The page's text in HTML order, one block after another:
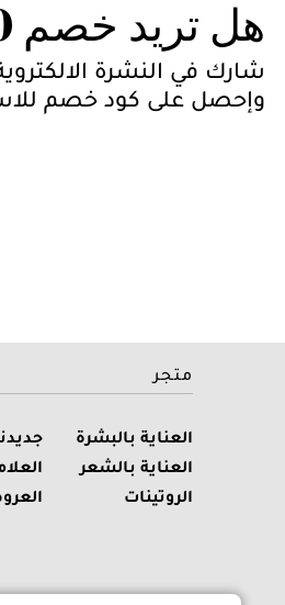
هل تريد خصم 10٪ ؟
شارك في النشرة
وإحصل على كود خصم للاستفادة من
متجر
العناية بالبشرة
العناية بالشعر
الروتينات